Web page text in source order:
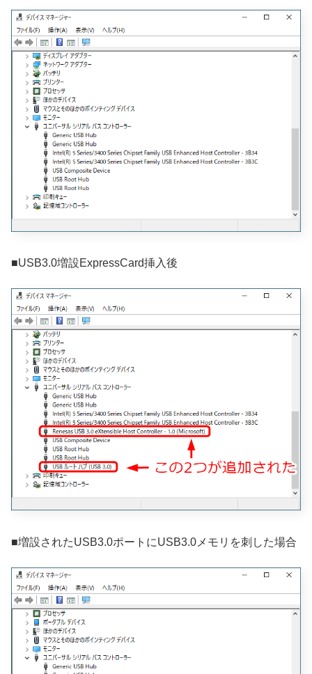
■USB3.0増設ExpressCard挿入後
■増設されたUSB3.0ポートにUSB3.0メモリを刺した場合